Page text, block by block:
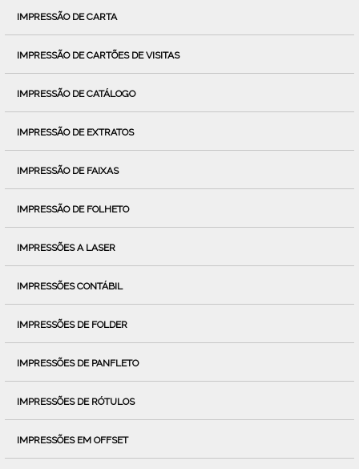
IMPRESSÃO DE CARTA
IMPRESSÃO DE CARTÕES DE VISITAS
IMPRESSÃO DE CATÁLOGO
IMPRESSÃO DE EXTRATOS
IMPRESSÃO DE FAIXAS
IMPRESSÃO DE FOLHETO
IMPRESSÕES A LASER
IMPRESSÕES CONTÁBIL
IMPRESSÕES DE FOLDER
IMPRESSÕES DE PANFLETO
IMPRESSÕES DE RÓTULOS
IMPRESSÕES EM OFFSET